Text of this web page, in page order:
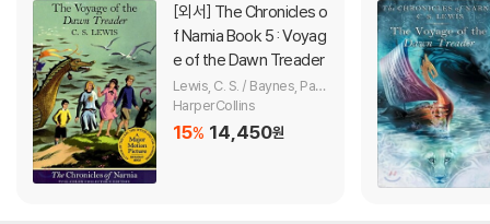
[외서]
f Narnia Book 5 : Voyag
e of the Dawn Treader
Lewis, C. S. / Baynes, Pauli
ne
HarperCollins
15% 14,450원